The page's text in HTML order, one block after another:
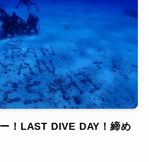
！LAST DIVE DAY！締め